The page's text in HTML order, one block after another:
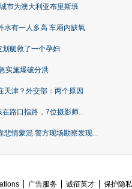
市为澳大利亚布里斯班
水有一人多高 车厢内缺氧
艇救了一个孕妇
实施爆破分洪
天津？外交部：两个原因
路口指路，7位摄影师...
悲情蒙混 警方现场勘察发现...
广告服务 诚征英才
保护隐